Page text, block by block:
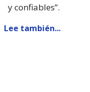
y confiables”.
Lee también...